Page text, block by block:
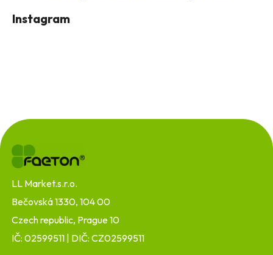
Instagram
á
p
LL Market.s.r.o.
Bečovská 1330, 104 00
Czech republic, Prague 10
IČ: 02599511 | DIČ: CZ02599511